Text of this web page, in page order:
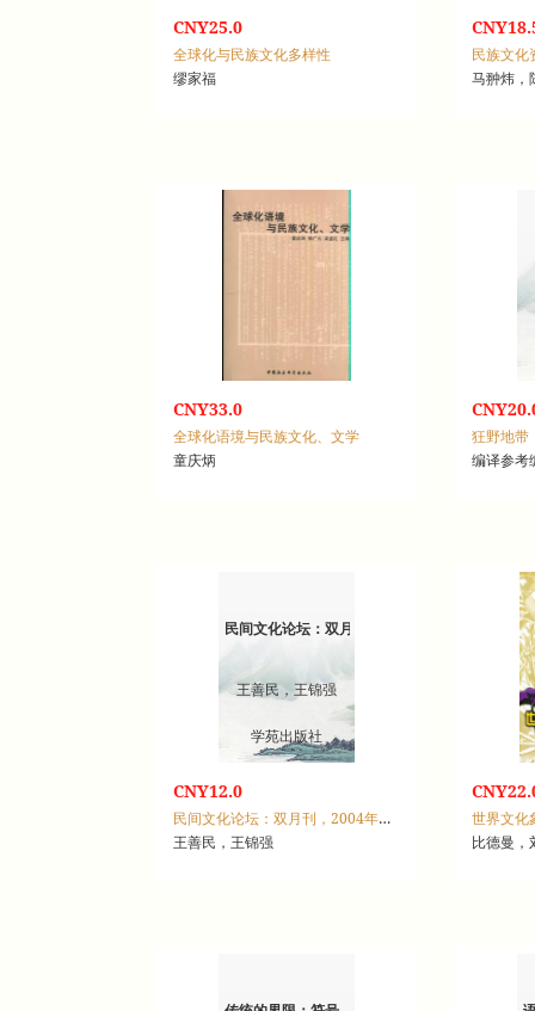
CNY25.0
全球化与民族文化多样性
缪家福
民族文化
马翀炜，
CNY33.0
全球化语境与民族文化、文学
童庆炳
狂野地带
编译参考
民间文化论坛：双月刊，2004年第4期(总138期)
王善民，王锦强
学苑出版社
CNY12.0
民间文化论坛：双月刊，2004年第4期(总138期)
王善民，王锦强
世界文化
比德曼，